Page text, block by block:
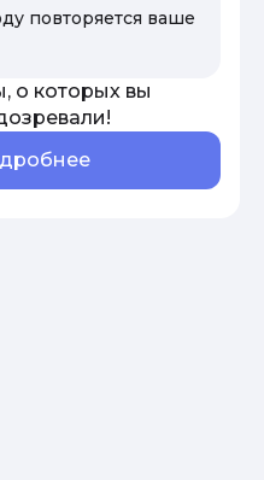
повторяется ваше
о которых вы